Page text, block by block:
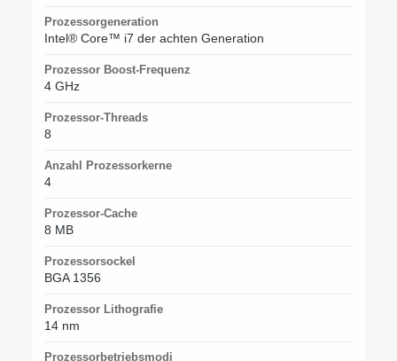
Prozessorgeneration
Intel® Core™ i7 der achten Generation
Prozessor Boost-Frequenz
4 GHz
Prozessor-Threads
8
Anzahl Prozessorkerne
4
Prozessor-Cache
8 MB
Prozessorsockel
BGA 1356
Prozessor Lithografie
14 nm
Prozessorbetriebsmodi